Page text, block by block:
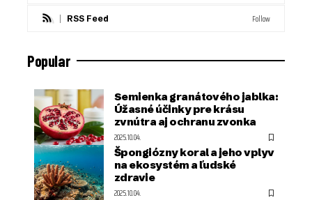
RSS Feed Follow
Popular
Semienka granátového jablka:
Úžasné účinky pre krásu
zvnútra aj ochranu zvonka
2025.10.04.
Špongiózny koral a jeho vplyv
na ekosystém a ľudské
zdravie
2025.10.04.